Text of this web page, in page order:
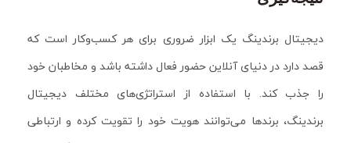
دیجیتال برندینگ یک ابزار ضروری برای هر کسب‌وکار است که
قصد دارد در دنیای آنلاین حضور فعال داشته باشد و مخاطبان خود
را جذب کند. با استفاده از استراتژی‌های مختلف دیجیتال
برندینگ، برندها می‌توانند هویت خود را تقویت کرده و ارتباطی